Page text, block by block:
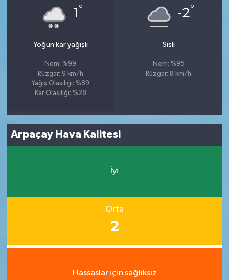
1 °
Yoğun kar yağışlı
Nem: %99
Rüzgar: 9 km/h
Yağış Olasılığı: %89
Kar Olasılığı: %28
-2°
Sisli
Nem: %95
Rüzgar: 8 km/h
Arpaçay Hava Kalitesi
İyi
Orta
2
Hassaslar için sağlıksız